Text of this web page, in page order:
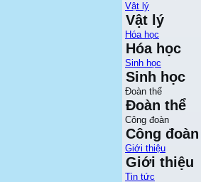
Vật lý
Vật lý
Hóa học
Hóa học
Sinh học
Sinh học
Đoàn thể
Đoàn thể
Công đoàn
Công đoàn
Giới thiệu
Giới thiệu
Tin tức